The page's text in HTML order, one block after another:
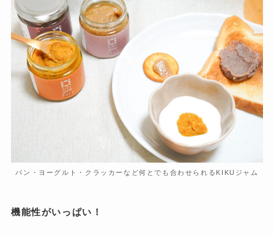
パン・ヨーグルト・クラッカーなど何とでも合わせられるKIKUジャム
機能性がいっぱい！